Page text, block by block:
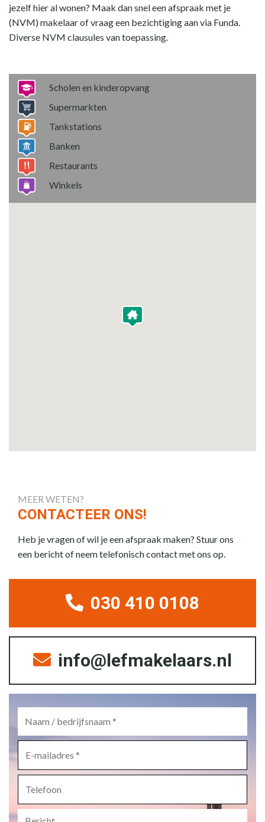
jezelf hier al wonen? Maak dan snel een afspraak met je
(NVM) makelaar of vraag een bezichtiging aan via Funda.
Diverse NVM clausules van toepassing.
Scholen en kinderopvang
Supermarkten
Tankstations
Banken
Restaurants
Winkels
MEER WETEN?
CONTACTEER ONS!
Heb je vragen of wil je een afspraak maken? Stuur ons
een bericht of neem telefonisch contact met ons op.
030 410 0108
info@lefmakelaars.nl
mailadres *